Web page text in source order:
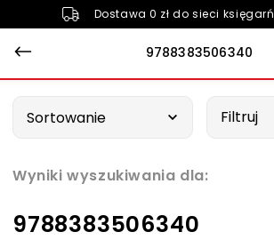
Dostawa 0 zł do sieci księgarń
9788383506340
Wyniki wyszukiwania dla:
9788383506340
Sortowanie Filtruj